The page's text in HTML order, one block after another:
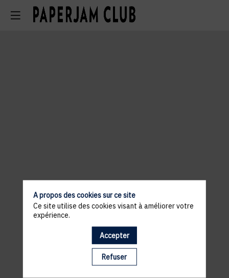
Il manque du contenu : rafraichissez votre navigateur
A propos des cookies sur ce site
Ce site utilise des cookies visant à améliorer votre
expérience.
Accepter
Refuser